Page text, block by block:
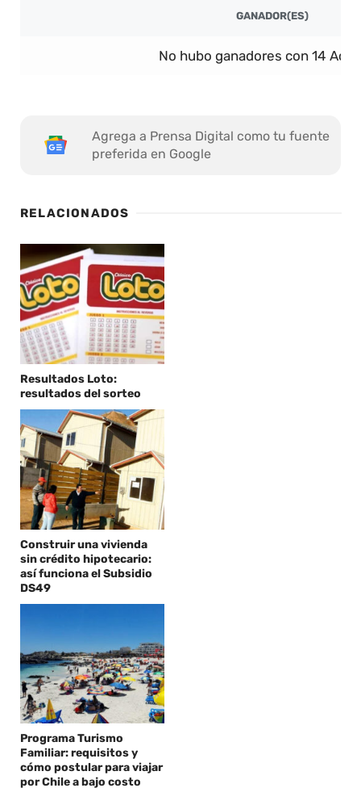
GANADOR(ES)
No hubo ganadores con 14
Agrega a Prensa Digital como tu fuente
preferida en Google
RELACIONADOS
Resultados Loto:
resultados del sorteo
Construir una vivienda
sin crédito hipotecario:
así funciona el Subsidio
DS49
Programa Turismo
Familiar: requisitos y
cómo postular para viajar
por Chile a bajo costo